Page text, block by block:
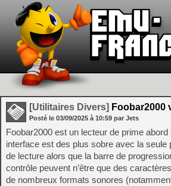
[Utilitaires Divers] Foobar2000
Posté le 03/09/2025 à 10:59 par Jets
Foobar2000 est un lecteur de prime
interface est des plus sobre avec la seule
de lecture alors que la barre de
contrôle peuvent n’être que des
de nombreux formats sonores